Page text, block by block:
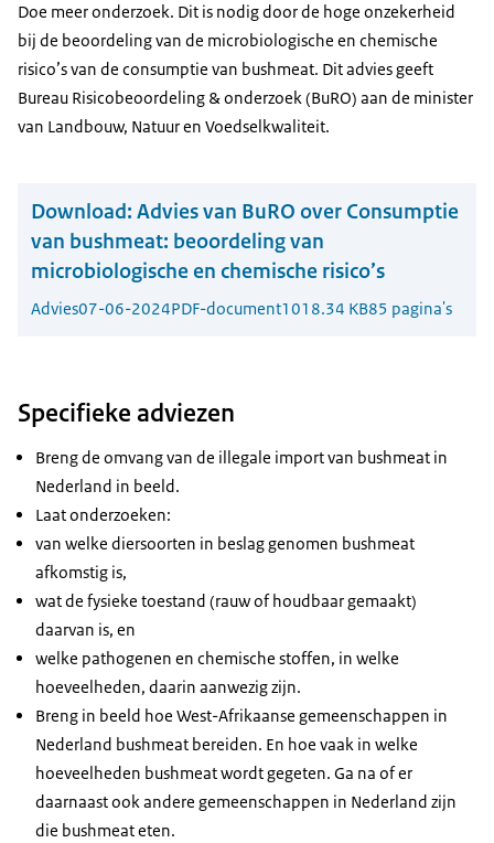
Doe meer onderzoek. Dit is nodig door de hoge onzekerheid
bij de beoordeling van de microbiologische en chemische
risico’s van de consumptie van bushmeat. Dit advies geeft
Bureau Risicobeoordeling & onderzoek (BuRO) aan de minister
van Landbouw, Natuur en Voedselkwaliteit.
Download: Advies van BuRO over Consumptie
van bushmeat: beoordeling van
microbiologische en chemische risico’s
Advies07-06-2024PDF-document1018.34 KB85 pagina's
Specifieke adviezen
Breng de omvang van de illegale import van bushmeat in
Nederland in beeld.
Laat onderzoeken:
van welke diersoorten in beslag genomen bushmeat
afkomstig is,
wat de fysieke toestand (rauw of houdbaar gemaakt)
daarvan is, en
welke pathogenen en chemische stoffen, in welke
hoeveelheden, daarin aanwezig zijn.
Breng in beeld hoe West-Afrikaanse gemeenschappen in
Nederland bushmeat bereiden. En hoe vaak in welke
hoeveelheden bushmeat wordt gegeten. Ga na of er
daarnaast ook andere gemeenschappen in Nederland zijn
die bushmeat eten.